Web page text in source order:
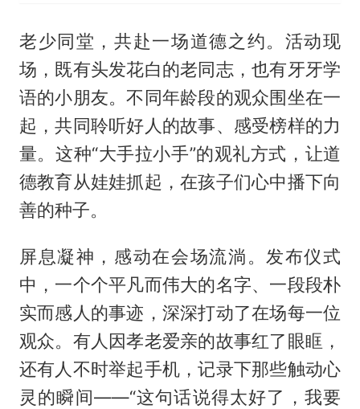
老少同堂，共赴一场道德之约。活动现
场，既有头发花白的老同志，也有牙牙学
语的小朋友。不同年龄段的观众围坐在一
起，共同聆听好人的故事、感受榜样的力
量。这种“大手拉小手”的观礼方式，让道
德教育从娃娃抓起，在孩子们心中播下向
善的种子。
屏息凝神，感动在会场流淌。发布仪式
中，一个个平凡而伟大的名字、一段段朴
实而感人的事迹，深深打动了在场每一位
观众。有人因孝老爱亲的故事红了眼眶，
还有人不时举起手机，记录下那些触动心
灵的瞬间——“这句话说得太好了，我要